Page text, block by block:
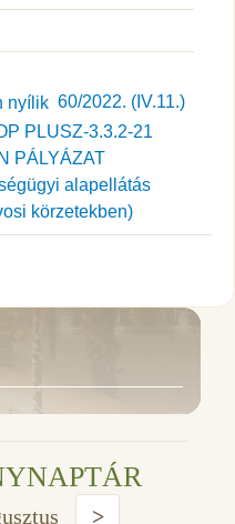
60/2022. (IV.11.)
PLUSZ-3.3.2-21
PÁLYÁZAT
alapellátás
körzetekben)
>